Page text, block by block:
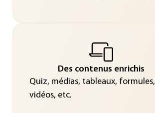
Des contenus enrichis
Quiz, médias, tableaux, formules,
vidéos, etc.